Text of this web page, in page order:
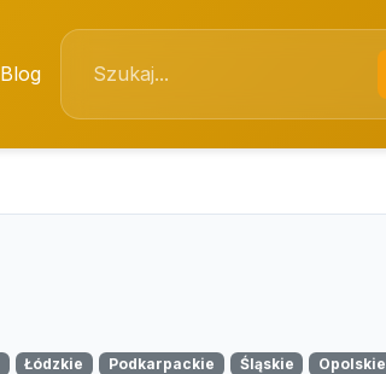
Blog
Łódzkie Podkarpackie Śląskie
Opolskie